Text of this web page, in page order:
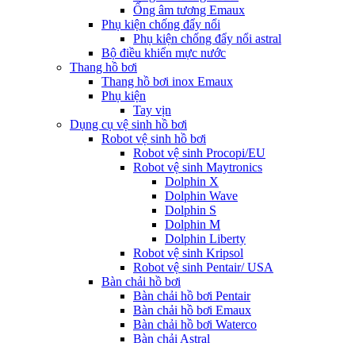
Ống âm tương Emaux
Phụ kiện chống đẩy nổi
Phụ kiện chống đẩy nổi astral
Bộ điều khiển mực nước
Thang hồ bơi
Thang hồ bơi inox Emaux
Phụ kiện
Tay vịn
Dụng cụ vệ sinh hồ bơi
Robot vệ sinh hồ bơi
Robot vệ sinh Procopi/EU
Robot vệ sinh Maytronics
Dolphin X
Dolphin Wave
Dolphin S
Dolphin M
Dolphin Liberty
Robot vệ sinh Kripsol
Robot vệ sinh Pentair/ USA
Bàn chải hồ bơi
Bàn chải hồ bơi Pentair
Bàn chải hồ bơi Emaux
Bàn chải hồ bơi Waterco
Bàn chải Astral